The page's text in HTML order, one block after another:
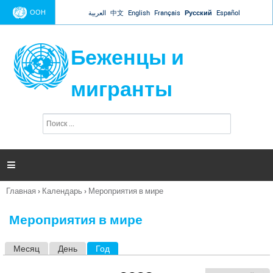
Jump to navigation
ООН العربية 中文 English Français Русский Español
Беженцы и
мигранты
п
и

Вы
Главная › Календарь › Мероприятия в мире
Мероприятия в мире
Месяц День Год